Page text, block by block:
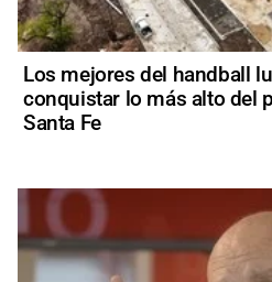
Los mejores del handball
conquistar lo más alto del
Santa Fe